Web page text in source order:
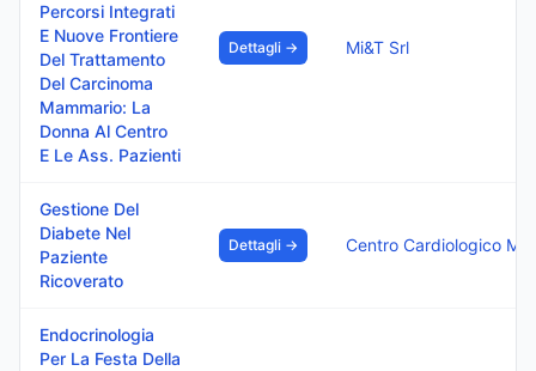
Percorsi Integrati
E Nuove Frontiere
Del Trattamento
Del Carcinoma
Mammario: La
Donna Al Centro
E Le Ass. Pazienti
Dettagli → Mi&T Srl
Gestione Del
Diabete Nel
Paziente
Ricoverato
Dettagli →
Endocrinologia
Per La Festa Della